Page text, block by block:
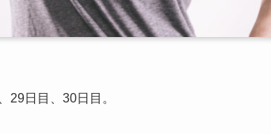
29日目、30日目。